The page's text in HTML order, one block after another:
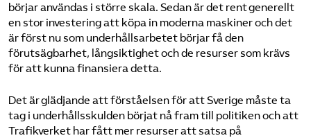
börjar användas i större skala. Sedan är det rent generellt
en stor investering att köpa in moderna maskiner och det
är först nu som underhållsarbetet börjar få den
förutsägbarhet, långsiktighet och de resurser som krävs
för att kunna finansiera detta.
Det är glädjande att förståelsen för att Sverige måste ta
tag i underhållsskulden börjat nå fram till politiken och att
Trafikverket har fått mer resurser att satsa på